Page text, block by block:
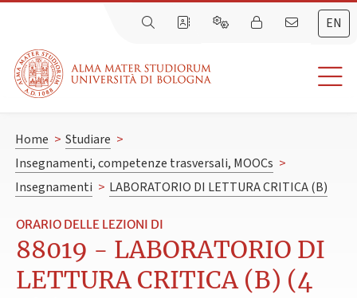
EN
Home > Studiare >
Insegnamenti, competenze trasversali, MOOCs >
Insegnamenti > LABORATORIO DI LETTURA CRITICA (B)
ORARIO DELLE LEZIONI DI
88019 - LABORATORIO DI
LETTURA CRITICA (B) (4